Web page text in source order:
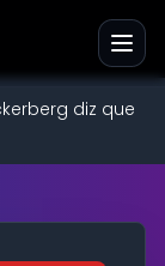
diz que